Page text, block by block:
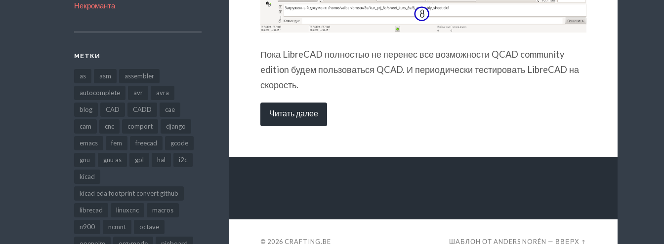
Некроманта
МЕТКИ
as asm assembler
autocomplete avr avra
blog CAD CADD cae
cam cnc comport django
emacs fem freecad gcode
gnu gnu as gpl hal i2c
kicad
kicad eda footprint convert github
librecad linuxcnc macros
n900 ncmnt octave
Пока LibreCAD полностью не перенес все возможности QCAD community
edition будем пользоваться QCAD. И периодически тестировать LibreCAD на
скорость.
Читать далее
© 2026 CRAFTING.BE ШАБЛОН ОТANDERS NORÉN — ВВЕРХ ↑